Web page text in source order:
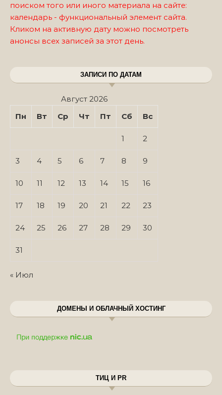
поиском того или иного материала на сайте:
календарь - функциональный элемент сайта.
Кликом на активную дату можно посмотреть
анонсы всех записей за этот день.
ЗАПИСИ ПО ДАТАМ
Август 2026
Пн
Вт Ср Чт Пт Сб Вс
1 2
3 4 5 6 7 8 9
10 11 12 13 14 15 16
17 18 19 20 21 22 23
24 25 26 27 28 29 30
31
« Июл
ДОМЕНЫ И ОБЛАЧНЫЙ ХОСТИНГ
ТИЦ И PR